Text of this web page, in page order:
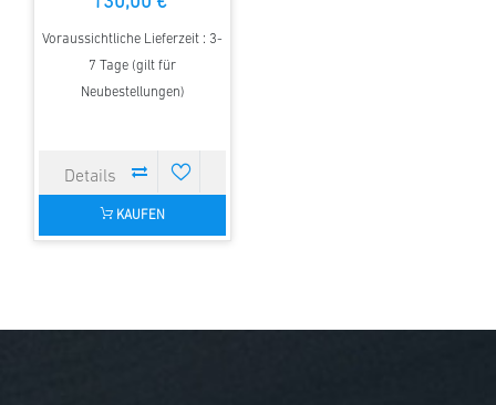
Voraussichtliche Lieferzeit : 3-
7 Tage (gilt für
Neubestellungen)
KAUFEN